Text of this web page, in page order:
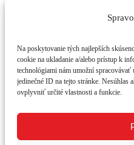
Na poskytovanie tých najlepších
cookie na ukladanie a/alebo prístup k
technológiami nám umožní spracovávať
jedinečné ID na tejto stránke. Nesúhlas
ovplyvniť určité vlastnosti a funkcie.
Denné menu
Jedlá
Cestoviny
Dezerty
Jedlá na grile
Jedlá z bravčoviny
Jedlá z hydiny
Šaláty ako hlavné